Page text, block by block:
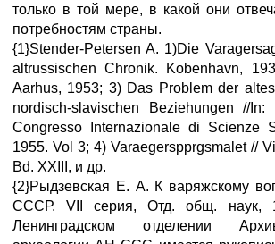
только в той мере, в какой они
потребностям страны.
{1}Stender-Petersen A. 1)Die
altrussischen Chronik. Kobenhavn,
Aarhus, 1953; 3) Das Problem der
nordisch-slavischen Beziehungen //
Congresso Internazionale di Scienze
1955. Vol 3; 4) Varaegerspprgsmalet //
Bd. XXIII, и др.
{2}Рыдзевская Е. А. К варяжскому
СССР. VII серия, Отд. общ.
Ленинградском отделении